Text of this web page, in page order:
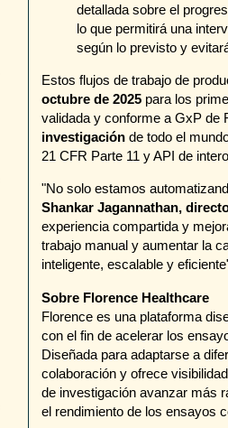
detallada sobre el
lo que permitirá una
según lo previsto y
Estos flujos de trabajo de
octubre de 2025 para los
validada y conforme a GxP de
investigación de todo el
21 CFR Parte 11 y API de
"No solo estamos
Shankar Jagannathan,
experiencia compartida y
trabajo manual y aumentar la
inteligente, escalable y
Sobre Florence Healthcare
Florence es una plataforma
con el fin de acelerar los
Diseñada para adaptarse a
colaboración y ofrece
de investigación avanzar más
el rendimiento de los ensayos